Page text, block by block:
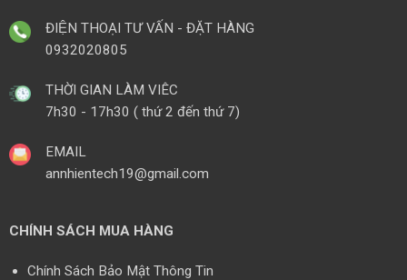
ĐIỆN THOẠI TƯ VẤN - ĐẶT HÀNG
0932020805
THỜI GIAN LÀM VIÊC
7h30 - 17h30 ( thứ 2 đến thứ 7)
EMAIL
annhientech19@gmail.com
CHÍNH SÁCH MUA HÀNG
Chính Sách Bảo Mật Thông Tin